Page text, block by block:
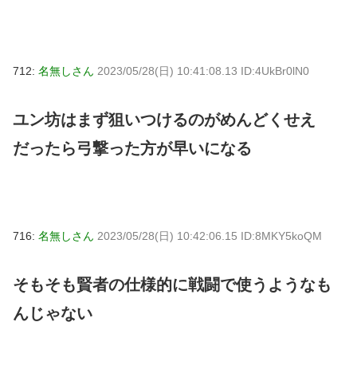
712: 名無しさん 2023/05/28(日) 10:41:08.13 ID:4UkBr0lN0
ユン坊はまず狙いつけるのがめんどくせえ
だったら弓撃った方が早いになる
716: 名無しさん 2023/05/28(日) 10:42:06.15 ID:8MKY5koQM
そもそも賢者の仕様的に戦闘で使うようなも
んじゃない